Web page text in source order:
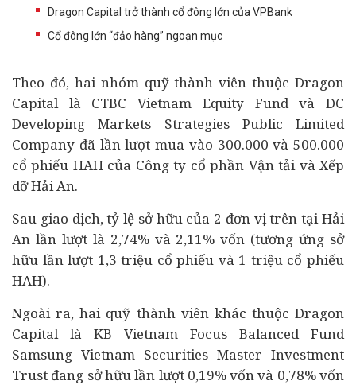
Dragon Capital trở thành cổ đông lớn của VPBank
Cổ đông lớn “đảo hàng” ngoạn mục
Theo đó, hai nhóm quỹ thành viên thuộc Dragon
Capital là CTBC Vietnam Equity Fund và DC
Developing Markets Strategies Public Limited
Company đã lần lượt mua vào 300.000 và 500.000
cổ phiếu HAH của Công ty cổ phần Vận tải và Xếp
dỡ Hải An.
Sau giao dịch, tỷ lệ sở hữu của 2 đơn vị trên tại Hải
An lần lượt là 2,74% và 2,11% vốn (tương ứng sở
hữu lần lượt 1,3 triệu cổ phiếu và 1 triệu cổ phiếu
HAH).
Ngoài ra, hai quỹ thành viên khác thuộc Dragon
Capital là KB Vietnam Focus Balanced Fund
Samsung Vietnam Securities Master Investment
Trust đang sở hữu lần lượt 0,19% vốn và 0,78% vốn